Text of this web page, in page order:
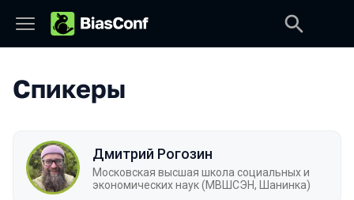
Спикеры
Дмитрий Рогозин
Московская высшая школа социальных и
экономических наук (МВШСЭН, Шанинка)